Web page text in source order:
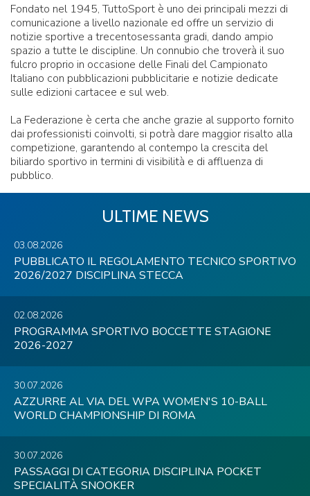
Fondato nel 1945, TuttoSport è uno dei principali mezzi di
comunicazione a livello nazionale ed offre un servizio di
notizie sportive a trecentosessanta gradi, dando ampio
spazio a tutte le discipline. Un connubio che troverà il suo
fulcro proprio in occasione delle Finali del Campionato
Italiano con pubblicazioni pubblicitarie e notizie dedicate
sulle edizioni cartacee e sul web.
La Federazione è certa che anche grazie al supporto fornito
dai professionisti coinvolti, si potrà dare maggior risalto alla
competizione, garantendo al contempo la crescita del
biliardo sportivo in termini di visibilità e di affluenza di
pubblico.
ULTIME NEWS
03.08.2026
PUBBLICATO IL REGOLAMENTO TECNICO SPORTIVO
2026/2027 DISCIPLINA STECCA
02.08.2026
PROGRAMMA SPORTIVO BOCCETTE STAGIONE
2026-2027
30.07.2026
AZZURRE AL VIA DEL WPA WOMEN'S 10-BALL
WORLD CHAMPIONSHIP DI ROMA
30.07.2026
PASSAGGI DI CATEGORIA DISCIPLINA POCKET
SPECIALITÀ SNOOKER